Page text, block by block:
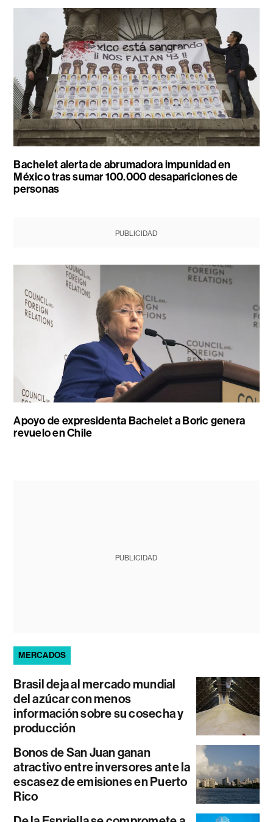
Bachelet alerta de abrumadora impunidad en
México tras sumar 100.000 desapariciones de
personas
PUBLICIDAD
Apoyo de expresidenta Bachelet a Boric genera
revuelo en Chile
PUBLICIDAD
MERCADOS
Brasil deja al mercado mundial
del azúcar con menos
información sobre su cosecha y
producción
Bonos de San Juan ganan
atractivo entre inversores ante la
escasez de emisiones en Puerto
Rico